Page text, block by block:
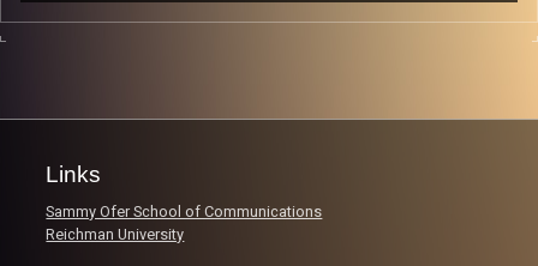
СЭЛА, армия, 2 мехины и наконец факультет
Links
Sammy Ofer School of Communications
Reichman University